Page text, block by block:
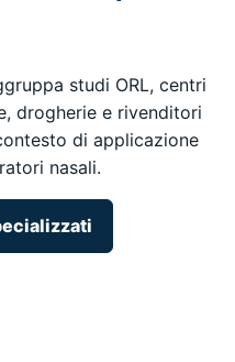
studi ORL, centri
drogherie e rivenditori
di applicazione
nasali.